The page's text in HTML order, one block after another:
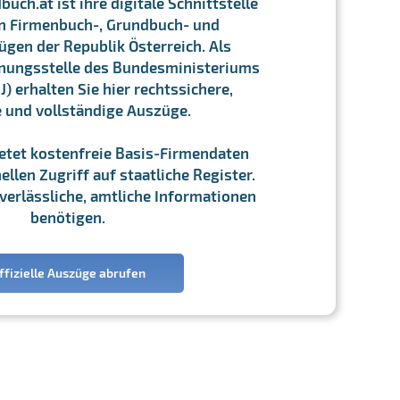
Firmenbuch-, Grundbuch- und
der Republik Österreich. Als
des Bundesministeriums
erhalten Sie hier rechtssichere,
und vollständige Auszüge.
kostenfreie Basis-Firmendaten
Zugriff auf staatliche Register.
amtliche Informationen
benötigen.
Auszüge abrufen